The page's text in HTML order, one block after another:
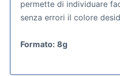
permette di individuare
senza errori il colore
Formato: 8g